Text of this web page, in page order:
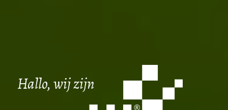
Hallo, wij zijn